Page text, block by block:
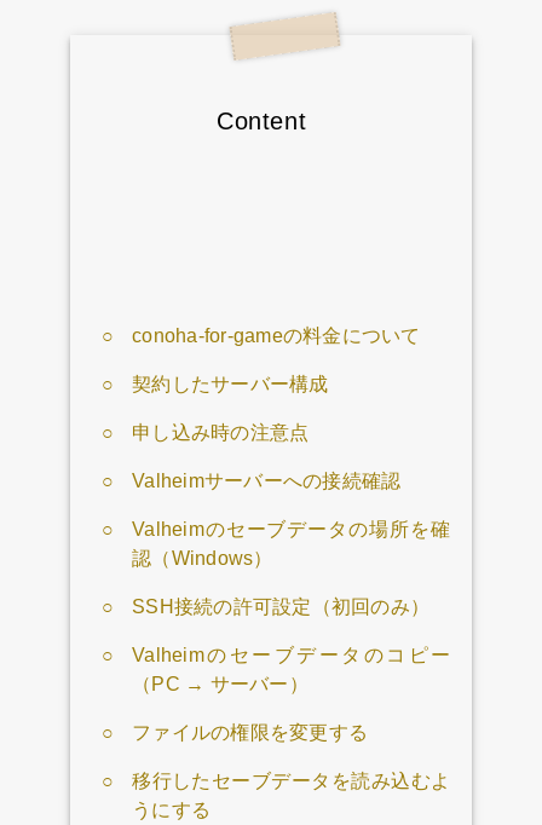
Content
conoha-for-gameの料金について
契約したサーバー構成
申し込み時の注意点
Valheimサーバーへの接続確認
Valheimのセーブデータの場所を確
認（Windows）
SSH接続の許可設定（初回のみ）
Valheimのセーブデータのコピー
（PC → サーバー）
ファイルの権限を変更する
移行したセーブデータを読み込むよ
うにする